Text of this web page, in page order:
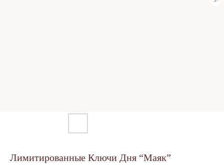
Лимитированные Ключи Дня “Маяк”